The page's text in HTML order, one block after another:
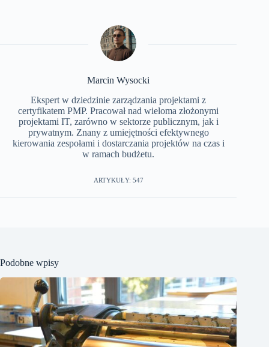
Marcin Wysocki
Ekspert w dziedzinie zarządzania projektami z
certyfikatem PMP. Pracował nad wieloma złożonymi
projektami IT, zarówno w sektorze publicznym, jak i
prywatnym. Znany z umiejętności efektywnego
kierowania zespołami i dostarczania projektów na czas i
w ramach budżetu.
ARTYKUŁY: 547
Podobne wpisy